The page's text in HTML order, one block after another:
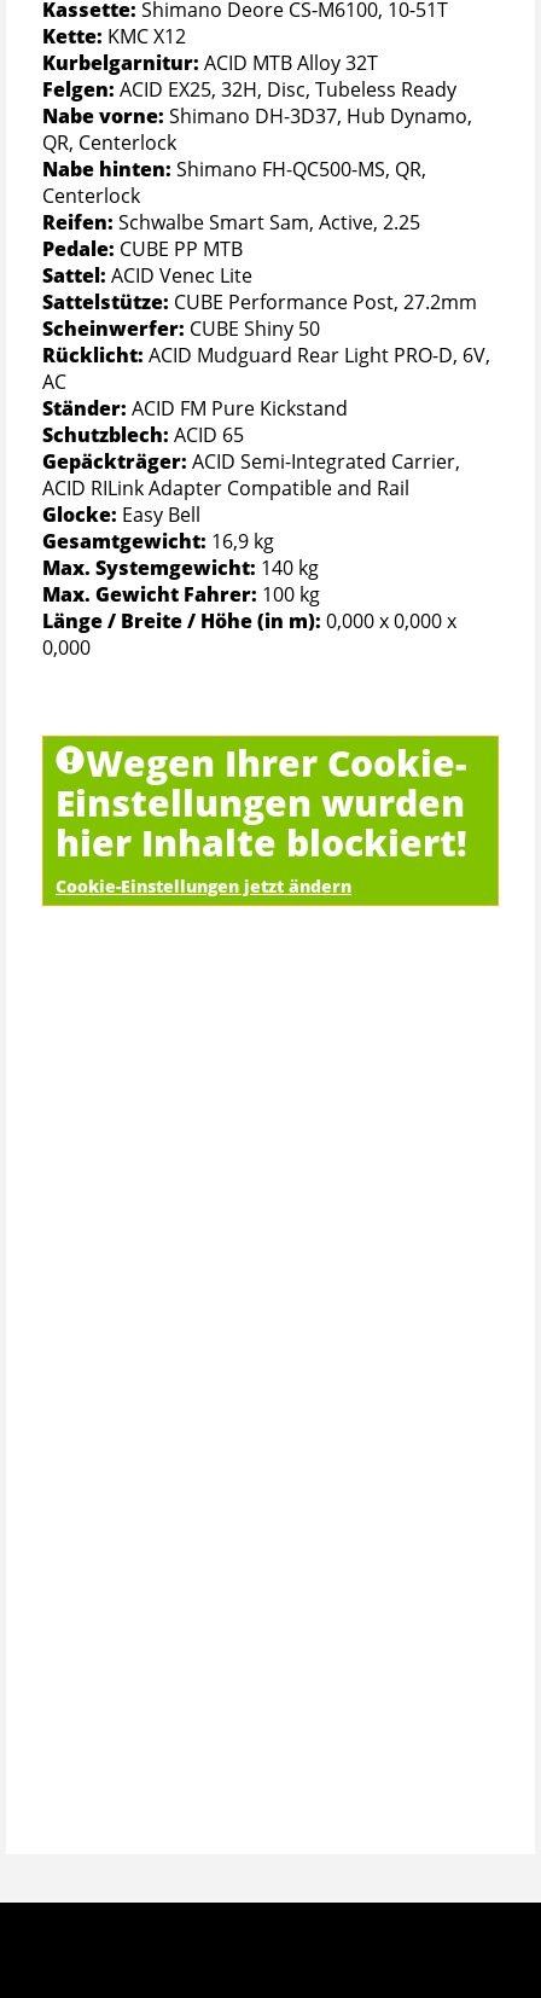
Kassette: Shimano Deore CS-M6100, 10-51T
Kette: KMC X12
Kurbelgarnitur: ACID MTB Alloy 32T
Felgen: ACID EX25, 32H, Disc, Tubeless Ready
Nabe vorne: Shimano DH-3D37, Hub Dynamo,
QR, Centerlock
Nabe hinten: Shimano FH-QC500-MS, QR,
Centerlock
Reifen: Schwalbe Smart Sam, Active, 2.25
Pedale: CUBE PP MTB
Sattel: ACID Venec Lite
Sattelstütze: CUBE Performance Post, 27.2mm
Scheinwerfer: CUBE Shiny 50
Rücklicht: ACID Mudguard Rear Light PRO-D, 6V,
AC
Ständer: ACID FM Pure Kickstand
Schutzblech: ACID 65
Gepäckträger: ACID Semi-Integrated Carrier,
ACID RILink Adapter Compatible and Rail
Glocke: Easy Bell
Gesamtgewicht: 16,9 kg
Max. Systemgewicht: 140 kg
Max. Gewicht Fahrer: 100 kg
Länge / Breite / Höhe (in m): 0,000 x 0,000 x
0,000
Wegen Ihrer Cookie-
Einstellungen wurden
hier Inhalte blockiert!
Cookie-Einstellungen jetzt ändern